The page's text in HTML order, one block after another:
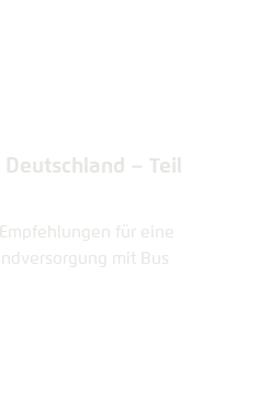
– Teil
für eine
mit Bus